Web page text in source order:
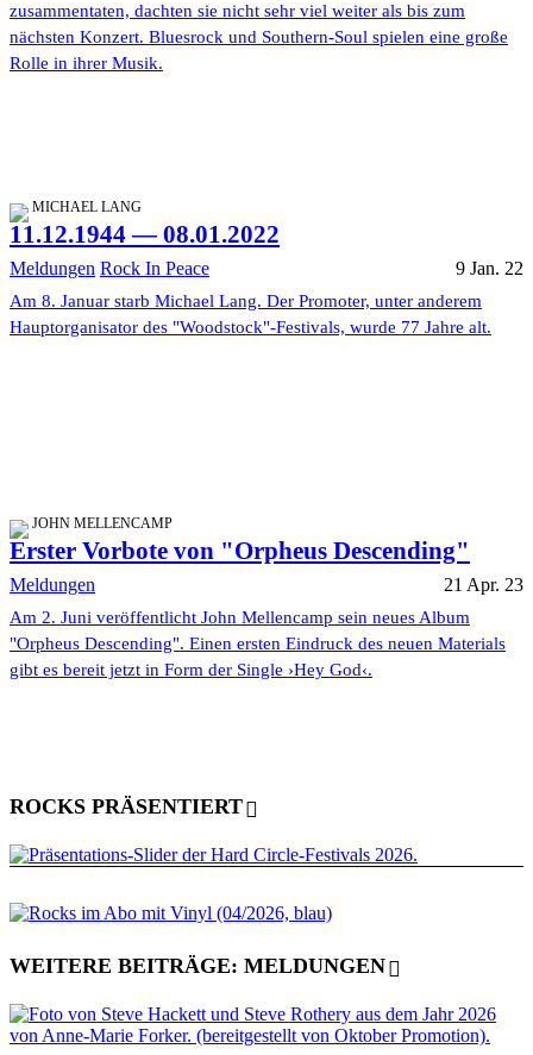
zusammentaten, dachten sie nicht sehr viel weiter als bis zum
nächsten Konzert. Bluesrock und Southern-Soul spielen eine große
Rolle in ihrer Musik.
MICHAEL LANG
11.12.1944 — 08.01.2022
Meldungen Rock In Peace 9 Jan. 22
Am 8. Januar starb Michael Lang. Der Promoter, unter anderem
Hauptorganisator des "Woodstock"-Festivals, wurde 77 Jahre alt.
JOHN MELLENCAMP
Erster Vorbote von "Orpheus Descending"
Meldungen 21 Apr. 23
Am 2. Juni veröffentlicht John Mellencamp sein neues Album
"Orpheus Descending". Einen ersten Eindruck des neuen Materials
gibt es bereit jetzt in Form der Single ›Hey God‹.
ROCKS PRÄSENTIERT
WEITERE BEITRÄGE: MELDUNGEN